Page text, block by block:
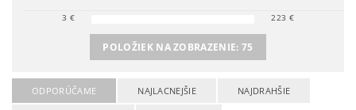
3 € 223 €
POLOŽIEK NA ZOBRAZENIE:75
ODPORÚČAME NAJLACNEJŠIE NAJDRAHŠIE